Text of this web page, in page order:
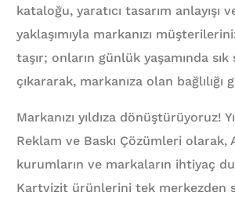
kataloğu, yaratıcı tasarım anlayışı
yaklaşımıyla markanızı
taşır; onların günlük yaşamında sık
çıkararak, markanıza olan bağlılığı
Markanızı yıldıza dönüştürüyoruz!
Reklam ve Baskı Çözümleri olarak,
kurumların ve markaların ihtiyaç
Kartvizit ürünlerini tek merkezden